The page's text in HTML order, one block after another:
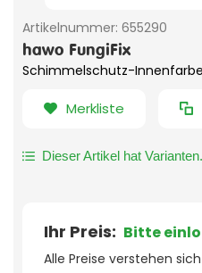
Artikelnummer: 655290
hawo FungiFix
Schimmelschutz-
Merkliste
Dieser Artikel hat Varianten.
Ihr Preis: Bitte
Alle Preise verstehen